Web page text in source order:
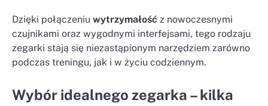
Dzięki połączeniu wytrzymałość z nowoczesnymi
czujnikami oraz wygodnymi interfejsami, tego rodzaju
zegarki stają się niezastąpionym narzędziem zarówno
podczas treningu, jak i w życiu codziennym.
Wybór idealnego zegarka – kilka